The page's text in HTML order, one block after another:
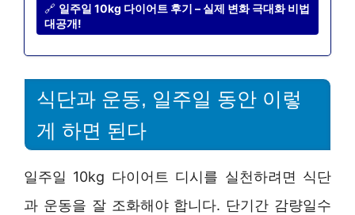
🔗 일주일 10kg 다이어트 후기 – 실제 변화 극대화 비법
대공개!
식단과 운동, 일주일 동안 이렇
게 하면 된다
일주일 10kg 다이어트 디시를 실천하려면 식단
과 운동을 잘 조화해야 합니다. 단기간 감량일수